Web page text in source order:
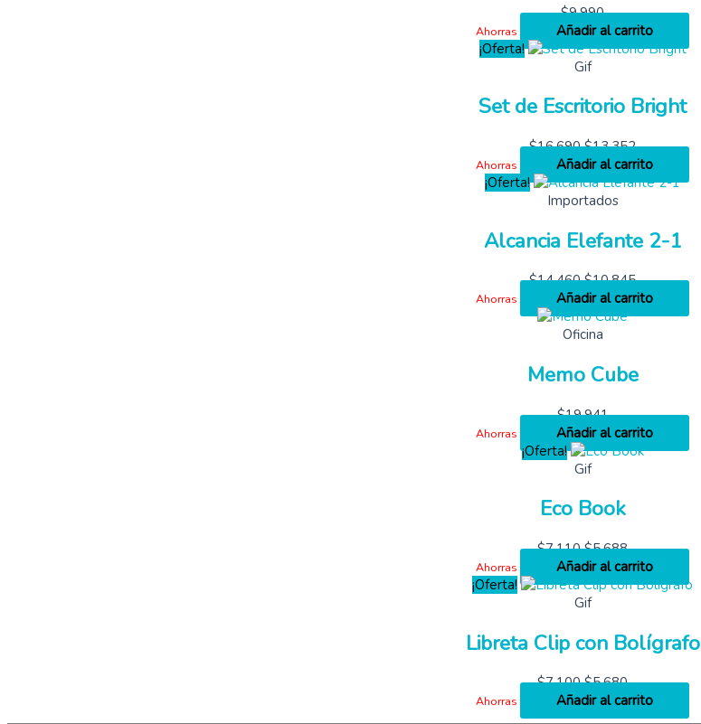
$9,990
Ahorras
Añadir al carrito
¡Oferta!
Gif
Set de Escritorio Bright
$16,690 $13,352
Ahorras
Añadir al carrito
¡Oferta!
Importados
Alcancia Elefante 2-1
$14,460 $10,845
Ahorras
Añadir al carrito
Oficina
Memo Cube
$19,941
Ahorras
Añadir al carrito
¡Oferta!
Gif
Eco Book
$7,110 $5,688
Ahorras
Añadir al carrito
¡Oferta!
Gif
Libreta Clip con Bolígrafo
$7,100 $5,680
Ahorras Añadir al carrito